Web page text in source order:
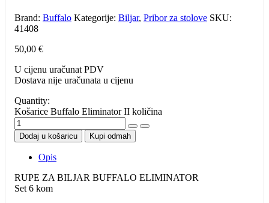
Brand: Buffalo Kategorije: Biljar, Pribor za stolove SKU:
41408
50,00 €
U cijenu uračunat PDV
Dostava nije uračunata u cijenu
Quantity:
Košarice Buffalo Eliminator II količina
Dodaj u košaricu Kupi odmah
Opis
RUPE ZA BILJAR BUFFALO ELIMINATOR
Set 6 kom